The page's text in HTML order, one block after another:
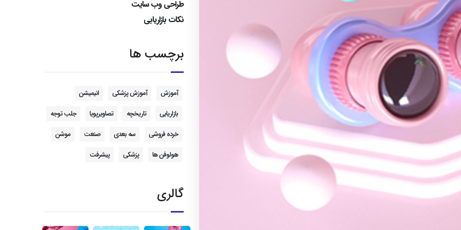
طراحی وب سایت
نکات بازاریابی
برچسب ها
آموزش آموزش پزشکی
انیمیشن
بازاریابی
تاریخچه تصاویرپویا
جلب توجه
خرده فروشی
سه بعدی صنعت
موشن
هولوفن ها
پزشکی پیشرفت
گالری